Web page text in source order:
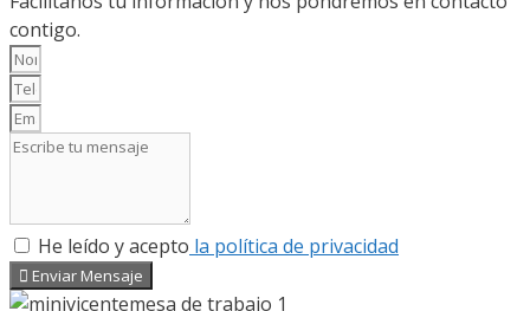
contigo.
He leído y acepto la política de privacidad
Enviar Mensaje